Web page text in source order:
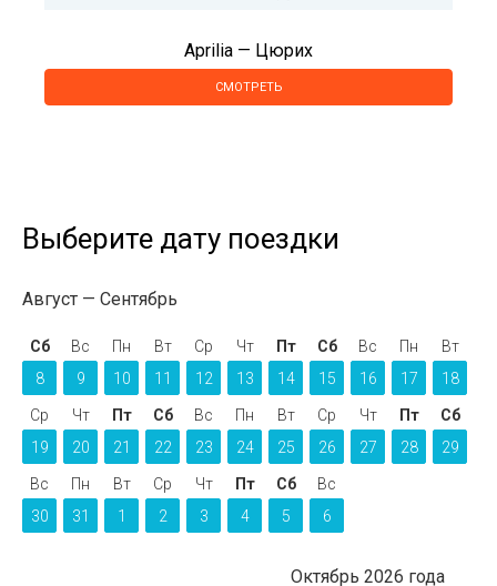
Aprilia — Цюрих
СМОТРЕТЬ
Выберите дату поездки
Август Сентябрь
Сб
8
Вс
9
Пн
10
Вт
11
Ср
12
Чт
13
Пт
14
Сб
15
Вс
16
Пн
17
Вт
18
Ср
19
Чт
20
Пт
21
Сб
22
Вс
23
Пн
24
Вт
25
Ср
26
Чт
27
Пт
28
Сб
29
Вс
30
Пн
31
Вт
1
Ср
2
Чт
3
Пт
4
Сб
5
Вс
6
Октябрь 2026 года